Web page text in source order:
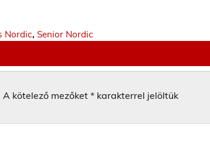
Nordic,Senior Nordic
A kötelező mezőket* karakterrel jelöltük